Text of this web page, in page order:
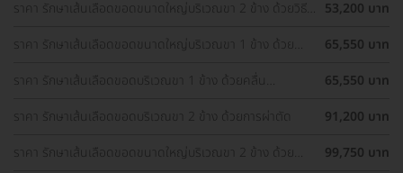
ราคา รักษาเส้นเลือดขอดขนาดใหญ่บริเวณขา 2 ข้าง ด้วยวิธี
53,200 บาท
ราคา รักษาเส้นเลือดขอดขนาดใหญ่บริเวณขา 1 ข้าง ด้วย
65,550 บาท
ราคา รักษาเส้นเลือดขอดบริเวณขา 1 ข้าง ด้วยคลื่น
65,550 บาท
ราคา รักษาเส้นเลือดขอดบริเวณขา 2 ข้าง ด้วยการผ่าตัด
91,200 บาท
ราคา รักษาเส้นเลือดขอดขนาดใหญ่บริเวณขา 2 ข้าง ด้วย
99,750 บาท